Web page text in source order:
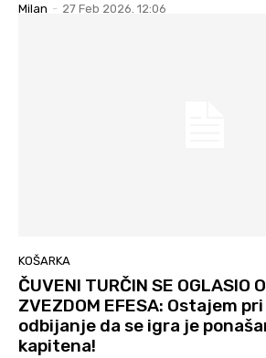
Milan - 27 Feb 2026. 12:06
KOŠARKA
ČUVENI TURČIN SE OGLASIO
ZVEZDOM EFESA: Ostajem
odbijanje da se igra je
kapitena!